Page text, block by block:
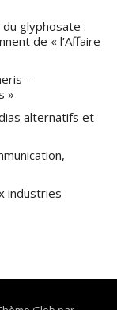
glyphosate :
de « l’Affaire
–
»
alternatifs et
industries